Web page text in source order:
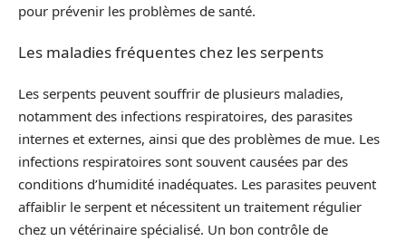
pour prévenir les problèmes de santé.
Les maladies fréquentes chez les serpents
Les serpents peuvent souffrir de plusieurs maladies,
notamment des infections respiratoires, des parasites
internes et externes, ainsi que des problèmes de mue. Les
infections respiratoires sont souvent causées par des
conditions d’humidité inadéquates. Les parasites peuvent
affaiblir le serpent et nécessitent un traitement régulier
chez un vétérinaire spécialisé. Un bon contrôle de